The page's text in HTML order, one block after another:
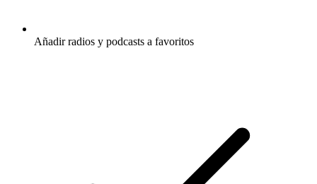
Añadir radios y podcasts a favoritos